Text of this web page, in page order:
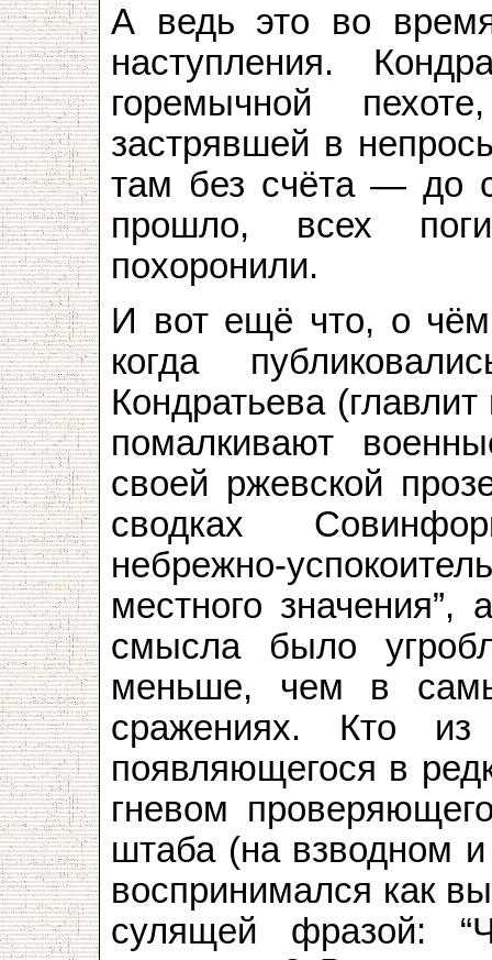
А ведь это во
наступления.
горемычной
застрявшей в
там без счёта — до
прошло, всех
похоронили.
И вот ещё что, о чём
когда
Кондратьева
помалкивают
своей ржевской
сводках
небрежно-
местного
смысла было
меньше, чем в
сражениях. Кто
появляющегося в
гневом
штаба (на взводном
воспринимался как
сулящей фразой: